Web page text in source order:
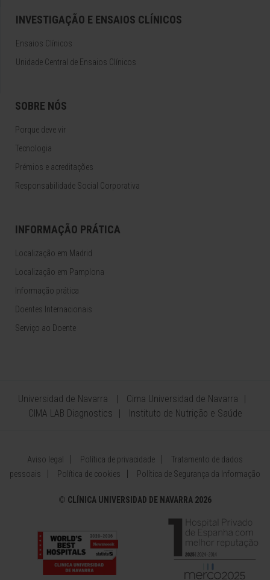
INVESTIGAÇÃO E ENSAIOS CLÍNICOS
Ensaios Clínicos
Unidade Central de Ensaios Clínicos
SOBRE NÓS
Porque deve vir
Tecnologia
Prémios e acreditações
Responsabilidade Social Corporativa
INFORMAÇÃO PRÁTICA
Localização em Madrid
Localização em Pamplona
Informação prática
Doentes Internacionais
Serviço ao Doente
Universidad de Navarra
Cima Universidad de Navarra
CIMA LAB Diagnostics
Instituto de Nutrição e Saúde
Aviso legal Política de privacidade
Tratamento de dados
pessoais
Política de cookies Política de Segurança da Informação
© CLÍNICA UNIVERSIDAD DE NAVARRA 2026